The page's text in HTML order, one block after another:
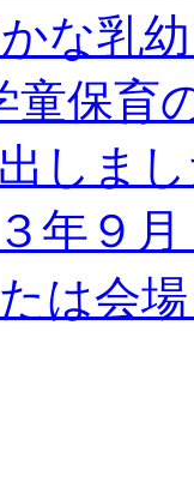
な乳
童保育
しま
年９
は会